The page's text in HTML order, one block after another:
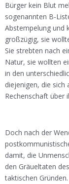
Bürger kein Blut
sogenannten B-
Abstempelung und
großzügig, sie
Sie strebten nach
Natur, sie wollten
in den
diejenigen, die sich
Rechenschaft über
Doch nach der
damit, die
den Gräueltaten
taktischen